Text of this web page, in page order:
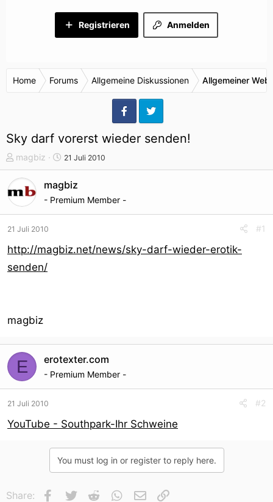
Anmelden
Registrieren
Home Forums Allgemeine Diskussionen Allgemeiner
Sky darf vorerst wieder senden!
T
h
e
m
e
s
t
r
magbiz
S
t
a
t
21 Juli 2010
magbiz
- Premium Member -
21 Juli 2010 #1
http://magbiz.net/news/sky-darf-wieder-erotik-
senden/
magbiz
E erotexter.com
- Premium Member -
21 Juli 2010 #2
YouTube - Southpark-Ihr Schweine
You must log in or register to reply here.
Share: Facebook
Twitter Reddit WhatsApp
E-Mail